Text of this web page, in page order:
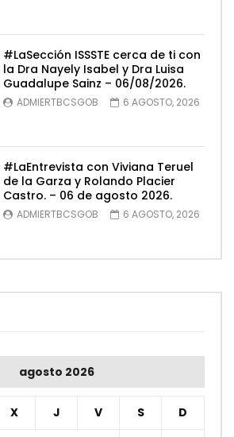
#LaSección ISSSTE cerca de ti con
la Dra Nayely Isabel y Dra Luisa
Guadalupe Sainz – 06/08/2026.
ADMIERTBCSGOB 6 AGOSTO, 2026
#LaEntrevista con Viviana Teruel
de la Garza y Rolando Placier
Castro. – 06 de agosto 2026.
ADMIERTBCSGOB 6 AGOSTO, 2026
agosto 2026
X J V S D